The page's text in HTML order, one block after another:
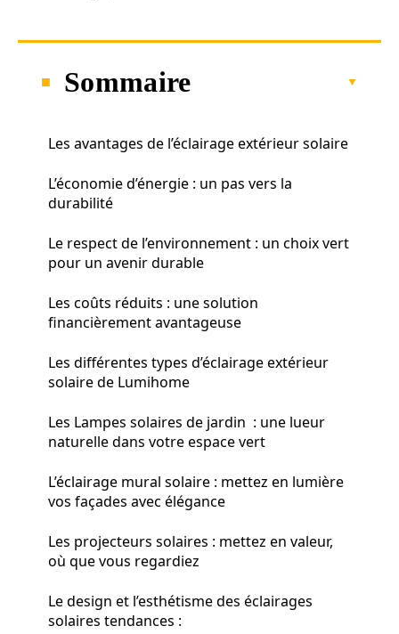
Sommaire
Les avantages de l’éclairage extérieur solaire
L’économie d’énergie : un pas vers la
durabilité
Le respect de l’environnement : un choix vert
pour un avenir durable
Les coûts réduits : une solution
financièrement avantageuse
Les différentes types d’éclairage extérieur
solaire de Lumihome
Les Lampes solaires de jardin : une lueur
naturelle dans votre espace vert
L’éclairage mural solaire : mettez en lumière
vos façades avec élégance
Les projecteurs solaires : mettez en valeur,
où que vous regardiez
Le design et l’esthétisme des éclairages
solaires tendances :